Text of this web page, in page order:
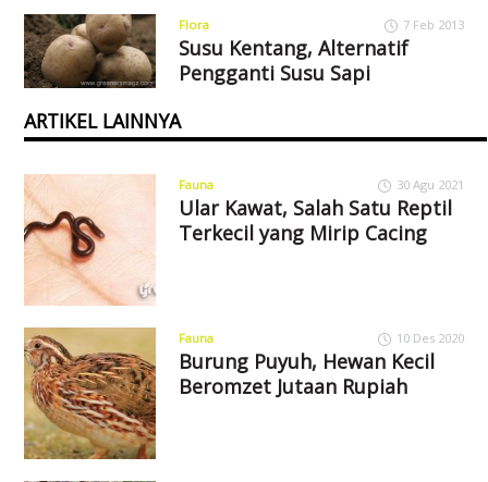
Flora 7 Feb 2013
Susu Kentang, Alternatif
Pengganti Susu Sapi
ARTIKEL LAINNYA
Fauna 30 Agu 2021
Ular Kawat, Salah Satu Reptil
Terkecil yang Mirip Cacing
Fauna 10 Des 2020
Burung Puyuh, Hewan Kecil
Beromzet Jutaan Rupiah